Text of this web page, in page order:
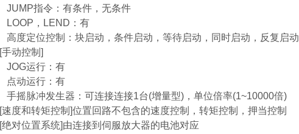
JUMP指令：有条件，无条件
LOOP，LEND：有
高度定位控制：块启动，条件启动，等待启动，同时启动，反复启动
[手动控制]
JOG运行：有
点动运行：有
手摇脉冲发生器：可连接连接1台(增量型)，单位倍率(1~10000倍)
[速度和转矩控制]位置回路不包含的速度控制，转矩控制，押当控制
[绝对位置系统]由连接到伺服放大器的电池对应